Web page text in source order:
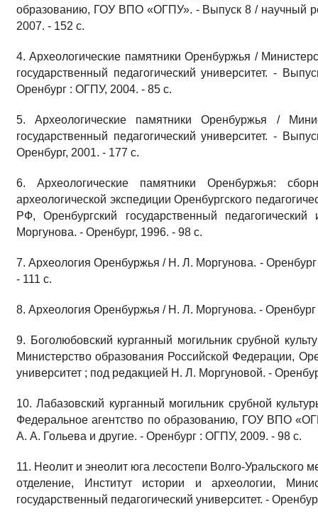
образованию, ГОУ ВПО «ОГПУ». - Выпуск 8 / научный
2007. - 152 с.
4. Археологические памятники Оренбуржья /
государственный педагогический университет. -
Оренбург : ОГПУ, 2004. - 85 с.
5. Археологические памятники Оренбуржья /
государственный педагогический университет. -
Оренбург, 2001. - 177 с.
6. Археологические памятники Оренбуржья:
археологической экспедиции Оренбургского
РФ, Оренбургский государственный
Моргунова. - Оренбург, 1996. - 98 с.
7. Археология Оренбуржья / Н. Л. Моргунова. -
- 111 с.
8. Археология Оренбуржья / Н. Л. Моргунова. - Оренбург
9. Боголюбовский курганный могильник срубной
Министерство образования Российской Федерации,
университет ; под редакцией Н. Л. Моргуновой. -
10. Лабазовский курганный могильник срубной
Федеральное агентство по образованию, ГОУ ВПО
А. А. Гольева и другие. - Оренбург : ОГПУ, 2009. - 98 с.
11. Неолит и энеолит юга лесостепи Волго-
отделение, Институт истории и археологии,
государственный педагогический университет. -